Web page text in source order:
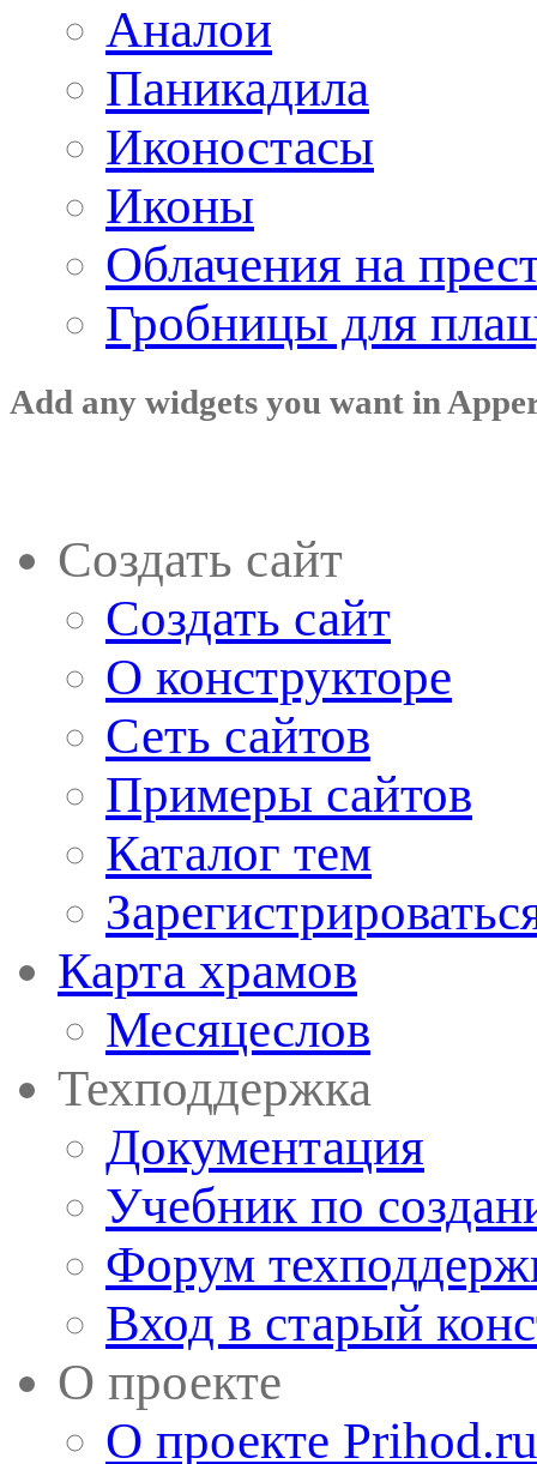
Аналои
Паникадила
Иконостасы
Иконы
Облачения на
Гробницы для
Add any widgets you want in
Создать сайт
Создать сайт
О конструкторе
Сеть сайтов
Примеры сайтов
Каталог тем
Карта храмов
Месяцеслов
Техподдержка
Документация
Учебник по
Форум
Вход в старый
О проекте
О проекте Prihod.ru